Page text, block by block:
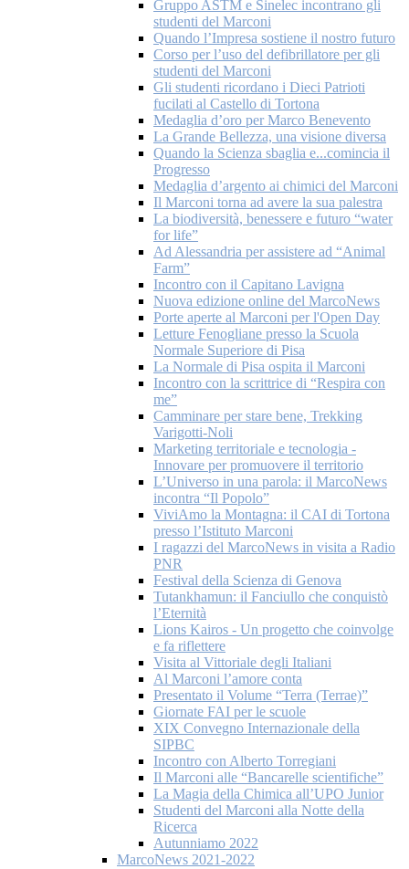
Gruppo ASTM e Sinelec incontrano gli
studenti del Marconi
Quando l’Impresa sostiene il nostro futuro
Corso per l’uso del defibrillatore per gli
studenti del Marconi
Gli studenti ricordano i Dieci Patrioti
fucilati al Castello di Tortona
Medaglia d’oro per Marco Benevento
La Grande Bellezza, una visione diversa
Quando la Scienza sbaglia e...comincia il
Progresso
Medaglia d’argento ai chimici del Marconi
Il Marconi torna ad avere la sua palestra
La biodiversità, benessere e futuro “water
for life”
Ad Alessandria per assistere ad “Animal
Farm”
Incontro con il Capitano Lavigna
Nuova edizione online del MarcoNews
Porte aperte al Marconi per l'Open Day
Letture Fenogliane presso la Scuola
Normale Superiore di Pisa
La Normale di Pisa ospita il Marconi
Incontro con la scrittrice di “Respira con
me”
Camminare per stare bene, Trekking
Varigotti-Noli
Marketing territoriale e tecnologia -
Innovare per promuovere il territorio
L’Universo in una parola: il MarcoNews
incontra “Il Popolo”
ViviAmo la Montagna: il CAI di Tortona
presso l’Istituto Marconi
I ragazzi del MarcoNews in visita a Radio
PNR
Festival della Scienza di Genova
Tutankhamun: il Fanciullo che conquistò
l’Eternità
Lions Kairos - Un progetto che coinvolge
e fa riflettere
Visita al Vittoriale degli Italiani
Al Marconi l’amore conta
Presentato il Volume “Terra (Terrae)”
Giornate FAI per le scuole
XIX Convegno Internazionale della
SIPBC
Incontro con Alberto Torregiani
Il Marconi alle “Bancarelle scientifiche”
La Magia della Chimica all’UPO Junior
Studenti del Marconi alla Notte della
Ricerca
Autunniamo 2022
MarcoNews 2021-2022